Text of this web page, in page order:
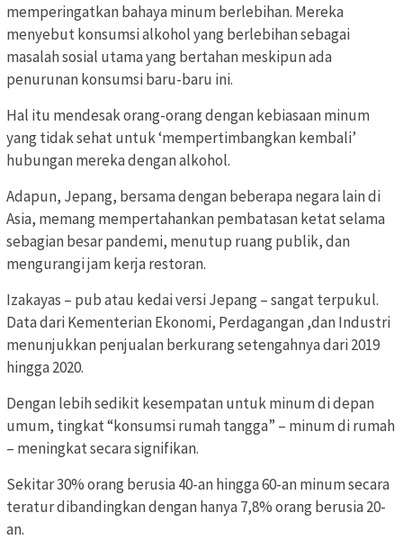
memperingatkan bahaya minum berlebihan. Mereka
menyebut konsumsi alkohol yang berlebihan sebagai
masalah sosial utama yang bertahan meskipun ada
penurunan konsumsi baru-baru ini.
Hal itu mendesak orang-orang dengan kebiasaan minum
yang tidak sehat untuk ‘mempertimbangkan kembali’
hubungan mereka dengan alkohol.
Adapun, Jepang, bersama dengan beberapa negara lain di
Asia, memang mempertahankan pembatasan ketat selama
sebagian besar pandemi, menutup ruang publik, dan
mengurangi jam kerja restoran.
Izakayas – pub atau kedai versi Jepang – sangat terpukul.
Data dari Kementerian Ekonomi, Perdagangan ,dan Industri
menunjukkan penjualan berkurang setengahnya dari 2019
hingga 2020.
Dengan lebih sedikit kesempatan untuk minum di depan
umum, tingkat “konsumsi rumah tangga” – minum di rumah
– meningkat secara signifikan.
Sekitar 30% orang berusia 40-an hingga 60-an minum secara
teratur dibandingkan dengan hanya 7,8% orang berusia 20-
an.